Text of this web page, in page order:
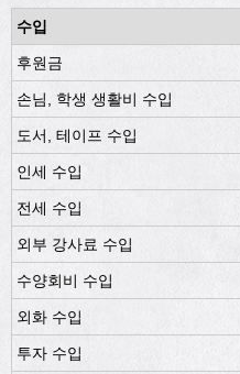
수입
후원금
손님, 학생 생활비 수입
도서, 테이프 수입
인세 수입
전세 수입
외부 강사료 수입
수양회비 수입
외화 수입
투자 수입